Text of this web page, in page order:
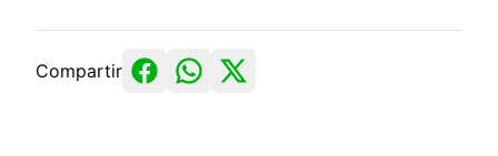
Compartir